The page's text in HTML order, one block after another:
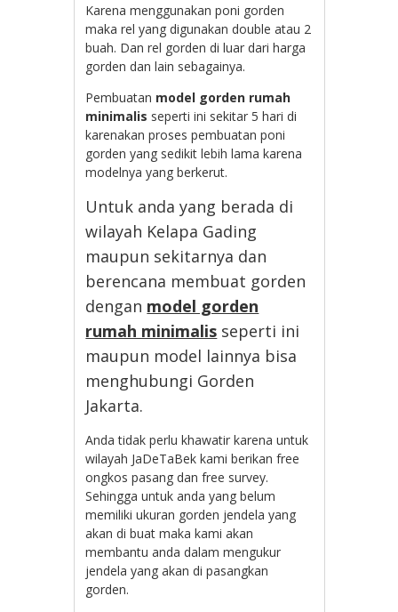
Karena menggunakan poni gorden
maka rel yang digunakan double atau 2
buah. Dan rel gorden di luar dari harga
gorden dan lain sebagainya.
Pembuatan model gorden rumah
minimalis seperti ini sekitar 5 hari di
karenakan proses pembuatan poni
gorden yang sedikit lebih lama karena
modelnya yang berkerut.
Untuk anda yang berada di
wilayah Kelapa Gading
maupun sekitarnya dan
berencana membuat gorden
dengan model gorden
rumah minimalis seperti ini
maupun model lainnya bisa
menghubungi Gorden
Jakarta.
Anda tidak perlu khawatir karena untuk
wilayah JaDeTaBek kami berikan free
ongkos pasang dan free survey.
Sehingga untuk anda yang belum
memiliki ukuran gorden jendela yang
akan di buat maka kami akan
membantu anda dalam mengukur
jendela yang akan di pasangkan
gorden.